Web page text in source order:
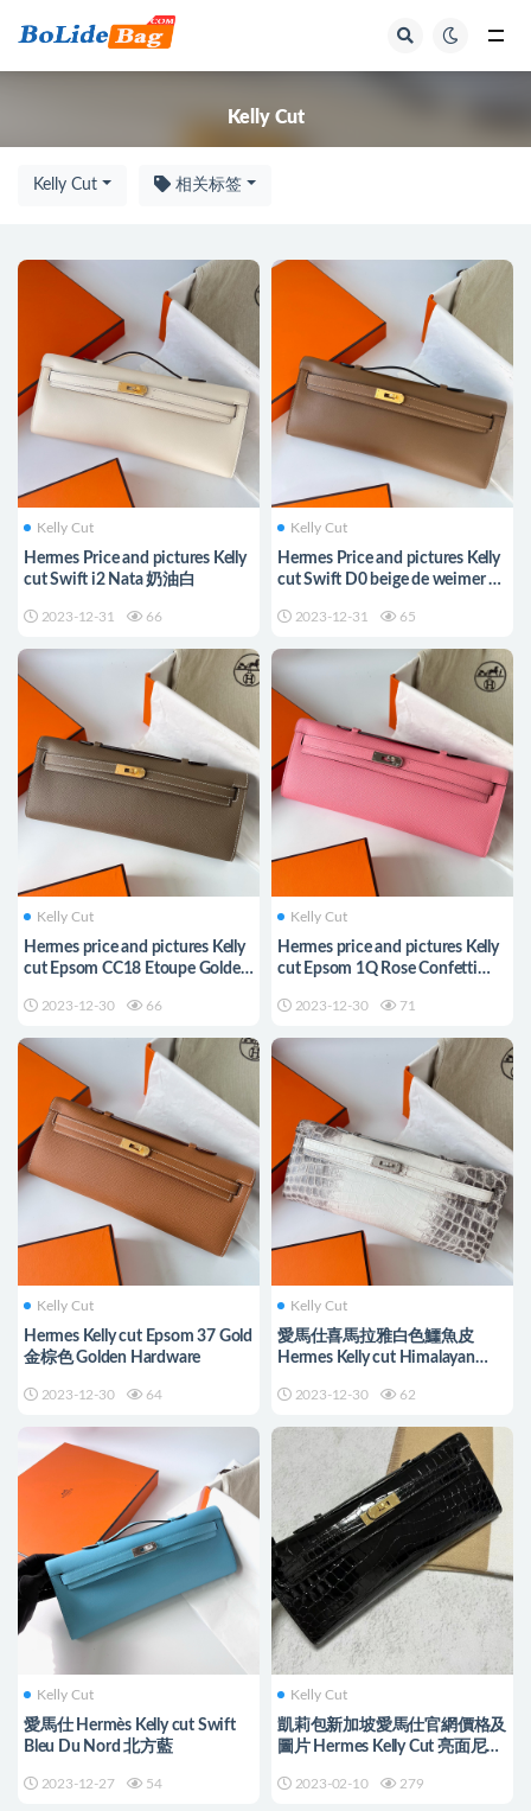
Kelly Cut
Kelly Cut 相关标签
Kelly Cut
Hermes Price and pictures Kelly
cut Swift i2 Nata 奶油白
2023-12-31 66
Kelly Cut
Hermes Price and pictures Kelly
cut Swift D0 beige de weimer 威
2023-12-31 65
Kelly Cut
Hermes price and pictures Kelly
cut Epsom CC18 Etoupe Golden
2023-12-30 66
Kelly Cut
Hermes price and pictures Kelly
cut Epsom 1Q Rose Confetti
2023-12-30 71
Kelly Cut
Hermes Kelly cut Epsom 37 Gold
金棕色 Golden Hardware
2023-12-30 64
Kelly Cut
愛馬仕喜馬拉雅白色鱷魚皮
Hermes Kelly cut Himalayan
2023-12-30 62
Kelly Cut
愛馬仕 Hermès Kelly cut Swift
Bleu Du Nord 北方藍
2023-12-27 54
Kelly Cut
凱莉包新加坡愛馬仕官網價格及
圖片 Hermes Kelly Cut 亮面尼羅
2023-02-10 279